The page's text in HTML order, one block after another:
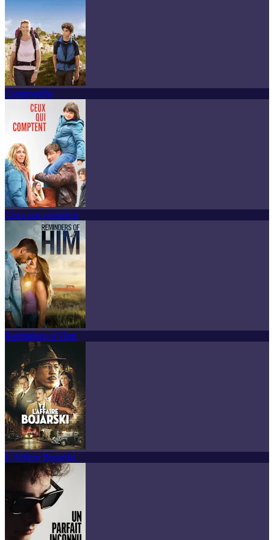
Compostelle
Ceux qui comptent
Reminders of Him
L'Affaire Bojarski